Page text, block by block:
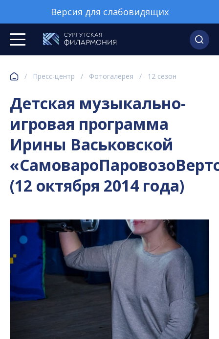
Версия для слабовидящих
/ Пресс-центр / Фотогалерея / 12 сезон
Детская музыкально-
игровая программа
Ирины Васьковской
(12 октября 2014 года)